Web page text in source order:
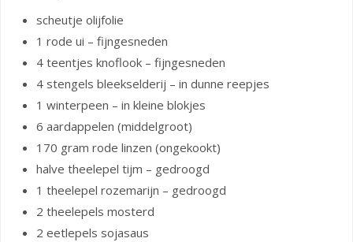
scheutje olijfolie
1 rode ui – fijngesneden
4 teentjes knoflook – fijngesneden
4 stengels bleekselderij – in dunne reepjes
1 winterpeen – in kleine blokjes
6 aardappelen (middelgroot)
170 gram rode linzen (ongekookt)
halve theelepel tijm – gedroogd
1 theelepel rozemarijn – gedroogd
2 theelepels mosterd
2 eetlepels sojasaus